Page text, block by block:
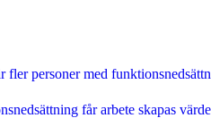
fler personer med
får arbete skapas